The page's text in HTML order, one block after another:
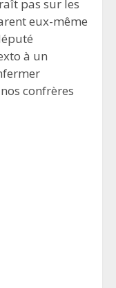
pas sur les
eux-même
à un
confrères